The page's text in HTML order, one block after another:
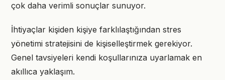
çok daha verimli sonuçlar sunuyor.
İhtiyaçlar kişiden kişiye farklılaştığından stres
yönetimi stratejisini de kişiselleştirmek gerekiyor.
Genel tavsiyeleri kendi koşullarınıza uyarlamak en
akıllıca yaklaşım.